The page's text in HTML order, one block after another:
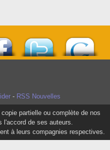
- RSS Nouvelles
partielle ou complète de nos
l'accord de ses auteurs.
à leurs compagnies respectives.